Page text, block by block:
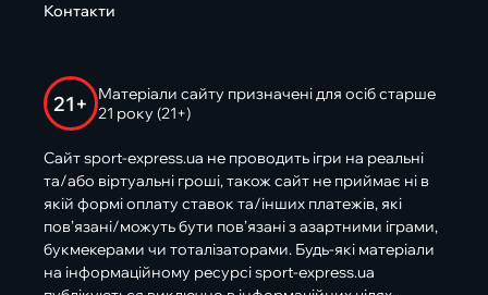
Контакти
21+
Матеріали сайту призначені для осіб старше
21 року (21+)
Сайт sport-express.ua не проводить ігри на реальні
та/або віртуальні гроші, також сайт не приймає ні в
якій формі оплату ставок та/інших платежів, які
пов’язані/можуть бути пов’язані з азартними іграми,
букмекерами чи тоталізаторами. Будь-які матеріали
на інформаційному ресурсі sport-express.ua